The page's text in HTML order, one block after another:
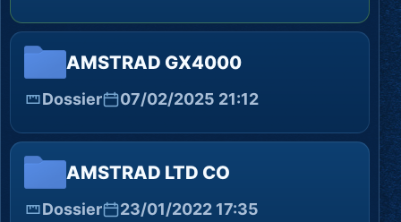
AMSTRAD GX4000
Dossier 07/02/2025 21:12
AMSTRAD LTD CO
Dossier 23/01/2022 17:35